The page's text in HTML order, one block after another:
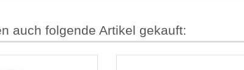
auch folgende Artikel gekauft: